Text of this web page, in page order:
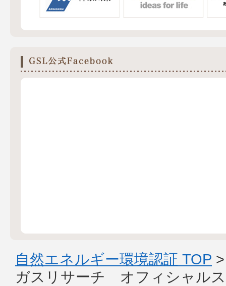
自然エネルギー環境認証 TOP
ガスリサーチ オフィシャル